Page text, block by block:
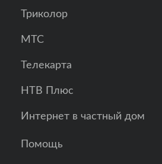
Триколор
МТС
Телекарта
НТВ Плюс
Интернет в частный дом
Помощь